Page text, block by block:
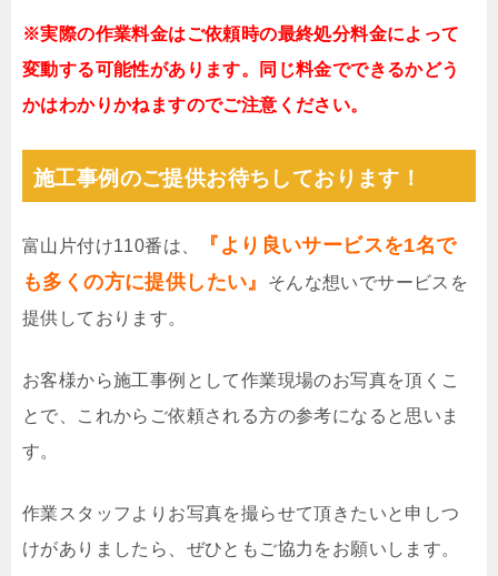
※実際の作業料金はご依頼時の最終処分料金によって
変動する可能性があります。同じ料金でできるかどう
かはわかりかねますのでご注意ください。
施工事例のご提供お待ちしております！
富山片付け110番は、
『より良いサービスを1名で
も多くの方に提供したい』
そんな想いでサービスを
提供しております。
お客様から施工事例として作業現場のお写真を頂くこ
とで、これからご依頼される方の参考になると思いま
す。
作業スタッフよりお写真を撮らせて頂きたいと申しつ
けがありましたら、ぜひともご協力をお願いします。